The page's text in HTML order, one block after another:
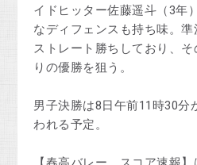
イドヒッター佐藤遥斗（3年
なディフェンスも持ち味。
ストレート勝ちしており、
りの優勝を狙う。
男子決勝は8日午前11時30分
われる予定。